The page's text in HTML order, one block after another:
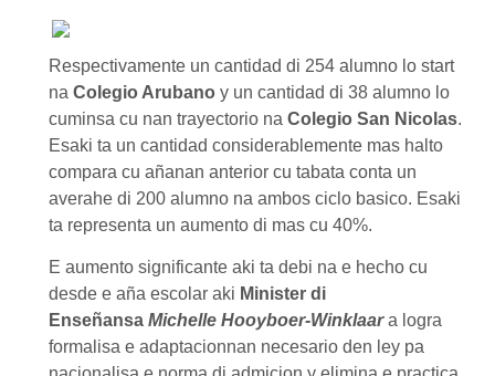
Respectivamente un cantidad di 254 alumno lo start
na Colegio Arubano y un cantidad di 38 alumno lo
cuminsa cu nan trayectorio na Colegio San Nicolas.
Esaki ta un cantidad considerablemente mas halto
compara cu añanan anterior cu tabata conta un
averahe di 200 alumno na ambos ciclo basico. Esaki
ta representa un aumento di mas cu 40%.
E aumento significante aki ta debi na e hecho cu
desde e aña escolar aki Minister di
Enseñansa Michelle Hooyboer-Winklaar a logra
formalisa e adaptacionnan necesario den ley pa